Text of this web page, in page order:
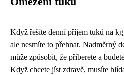
Když řešíte denní příjem tuků na kg
ale nesmíte to přehnat. Nadměrný
může způsobit, že přiberete a
Když chcete jíst zdravě, musíte